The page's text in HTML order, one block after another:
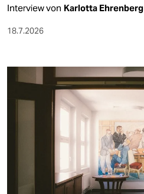
Interview von Karlotta Ehrenberg
18.7.2026